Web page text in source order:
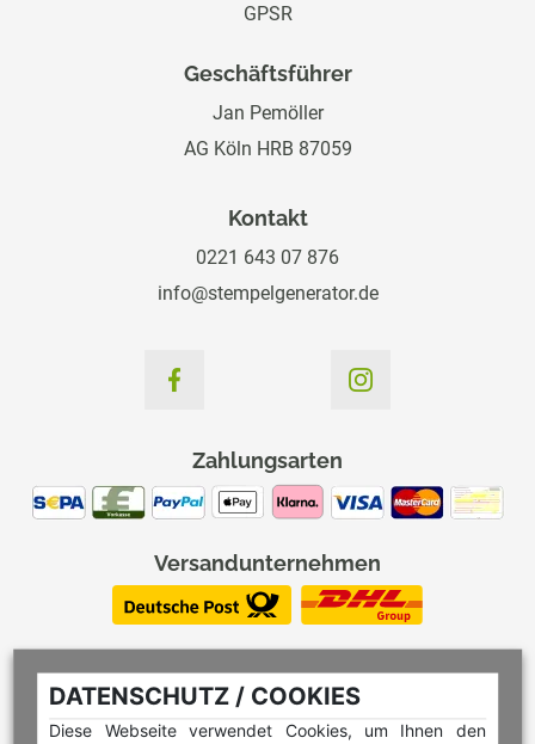
DATENSCHUTZ / COOKIES
Diese Webseite verwendet Cookies, um Ihnen den
GPSR
Geschäftsführer
Jan Pemöller
AG Köln HRB 87059
Kontakt
0221 643 07 876
info@stempelgenerator.de
Zahlungsarten
Versandunternehmen